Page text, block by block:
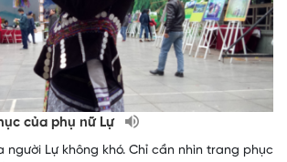
của phụ nữ Lự
người Lự không khó. Chỉ cần nhìn trang phục